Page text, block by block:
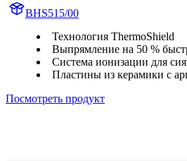
BHS515/00
Технология ThermoShield
Выпрямление на 50 %
Система ионизации для
Пластины из керамики с
Посмотреть продукт